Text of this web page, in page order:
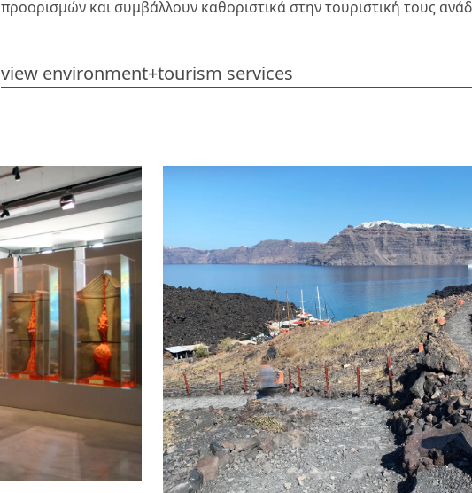
προορισμών και συμβάλλουν καθοριστικά στην τουριστική τους
view environment+tourism services